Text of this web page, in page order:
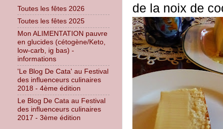
de la noix de
Toutes les fêtes 2026
Toutes les fêtes 2025
Mon ALIMENTATION pauvre
en glucides (cétogène/Keto,
low-carb, ig bas) -
informations
'Le Blog De Cata' au Festival
des influenceurs culinaires
2018 - 4ème édition
Le Blog De Cata au Festival
des influenceurs culinaires
2017 - 3ème édition